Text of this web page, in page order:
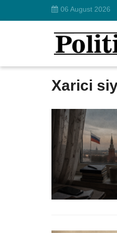
06 August 2026
Xarici